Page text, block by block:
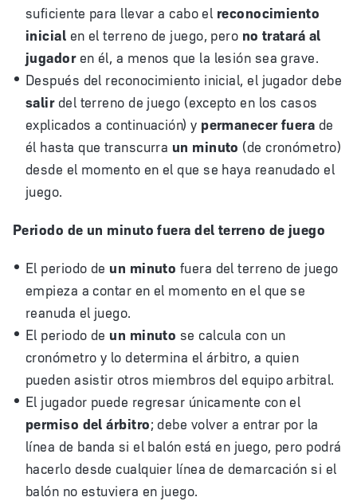
suficiente para llevar a cabo el reconocimiento
inicial en el terreno de juego, pero no tratará al
jugadoren él, a menos que la lesión sea grave.
Después del reconocimiento inicial, el jugador debe
salirdel terreno de juego (excepto en los casos
explicados a continuación) y permanecer fuera de
él hasta que transcurra un minuto (de cronómetro)
desde el momento en el que se haya reanudado el
juego.
Periodo de un minuto fuera del terreno de juego
El periodo de un minuto fuera del terreno de juego
empieza a contar en el momento en el que se
reanuda el juego.
El periodo de un minuto se calcula con un
cronómetro y lo determina el árbitro, a quien
pueden asistir otros miembros del equipo arbitral.
El jugador puede regresar únicamente con el
permiso del árbitro; debe volver a entrar por la
línea de banda si el balón está en juego, pero podrá
hacerlo desde cualquier línea de demarcación si el
balón no estuviera en juego.